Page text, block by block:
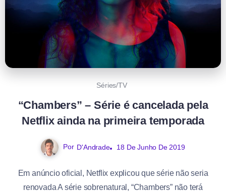
Séries/TV
“Chambers” – Série é cancelada pela
Netflix ainda na primeira temporada
Por D'Andrade 18 De Junho De 2019
Em anúncio oficial, Netflix explicou que série não seria
renovada A série sobrenatural, “Chambers” não terá